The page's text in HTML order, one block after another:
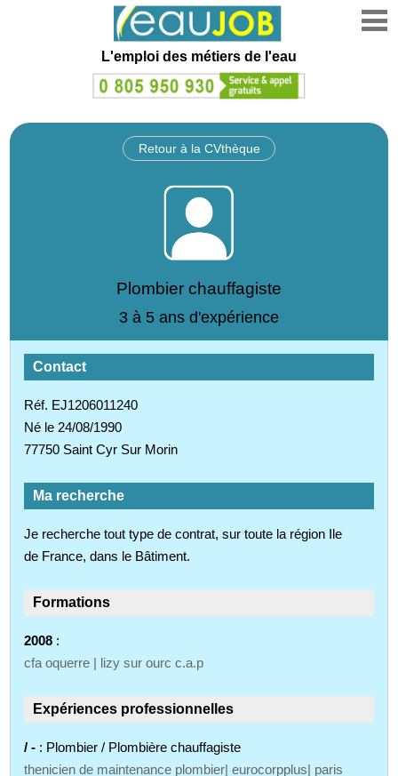
L'emploi des métiers de l'eau
Retour à la CVthèque
Plombier chauffagiste
3 à 5 ans d'expérience
Contact
Réf. EJ1206011240
Né le 24/08/1990
77750 Saint Cyr Sur Morin
Ma recherche
Je recherche tout type de contrat, sur toute la région Ile
de France, dans le Bâtiment.
Formations
2008 :
cfa oquerre | lizy sur ourc c.a.p
Expériences professionnelles
/ - : Plombier / Plombière chauffagiste
thenicien de maintenance plombier| eurocorpplus| paris